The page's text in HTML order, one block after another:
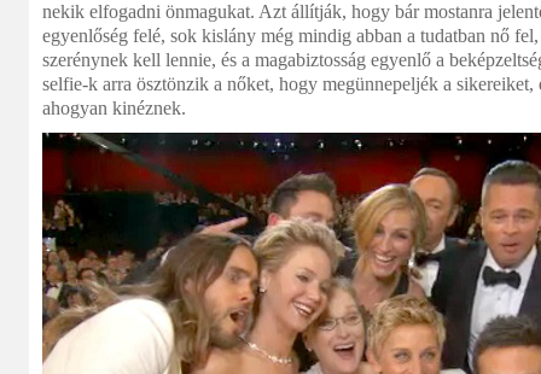
nekik elfogadni önmagukat. Azt állítják, hogy bár mostanra
egyenlőség felé, sok kislány még mindig abban a tudatban nő
szerénynek kell lennie, és a magabiztosság egyenlő a
selfie-k arra ösztönzik a nőket, hogy megünnepeljék a sikereiket,
ahogyan kinéznek.